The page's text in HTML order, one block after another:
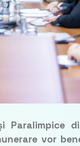
Paralimpice
vor